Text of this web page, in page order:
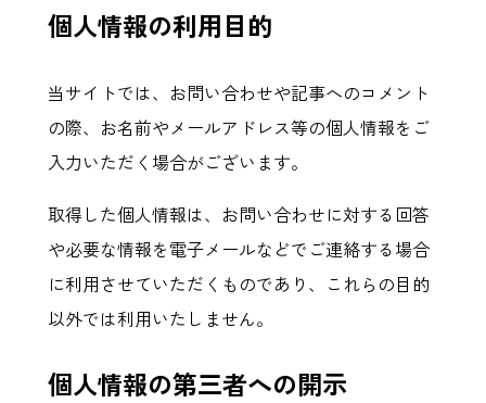
個人情報の利用目的
当サイトでは、お問い合わせや記事へのコメント
の際、お名前やメールアドレス等の個人情報をご
入力いただく場合がございます。
取得した個人情報は、お問い合わせに対する回答
や必要な情報を電子メールなどでご連絡する場合
に利用させていただくものであり、これらの目的
以外では利用いたしません。
個人情報の第三者への開示